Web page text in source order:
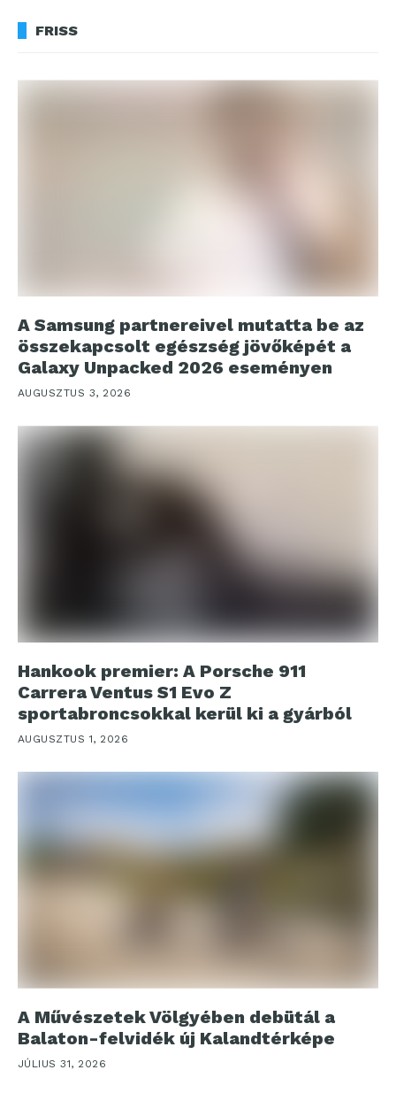
FRISS
A Samsung partnereivel mutatta be az
összekapcsolt egészség jövőképét a
Galaxy Unpacked 2026 eseményen
AUGUSZTUS 3, 2026
Hankook premier: A Porsche 911
Carrera Ventus S1 Evo Z
sportabroncsokkal kerül ki a gyárból
AUGUSZTUS 1, 2026
A Művészetek Völgyében debütál a
Balaton-felvidék új Kalandtérképe
JÚLIUS 31, 2026